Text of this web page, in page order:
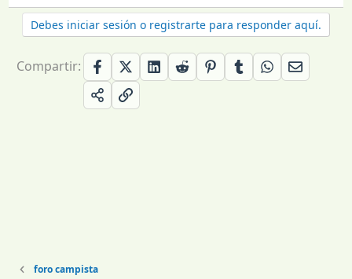
Debes iniciar sesión o registrarte para responder aquí.
Compartir:
foro campista